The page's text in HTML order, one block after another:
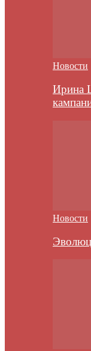
Новости
Ирина
Новости